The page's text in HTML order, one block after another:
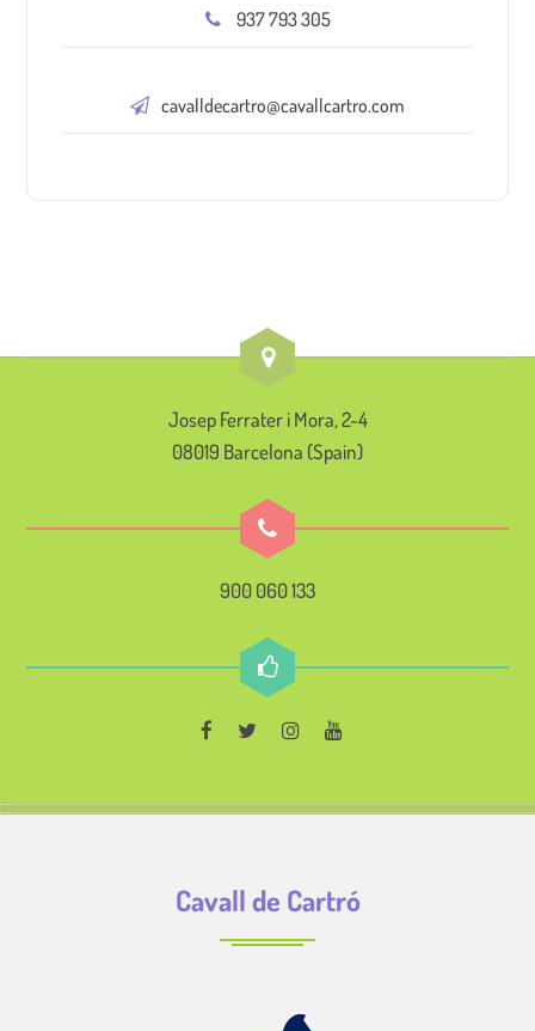
937 793 305
cavalldecartro@cavallcartro.com
Josep Ferrater i Mora, 2-4
08019 Barcelona (Spain)
900 060 133
Cavall de Cartró